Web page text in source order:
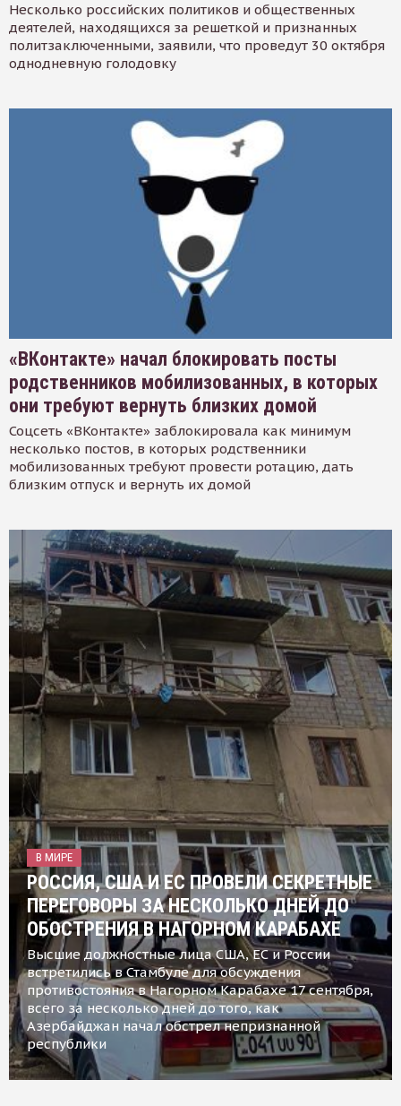
Несколько российских политиков и общественных
деятелей, находящихся за решеткой и признанных
политзаключенными, заявили, что проведут 30 октября
однодневную голодовку
«ВКонтакте» начал блокировать посты
родственников мобилизованных, в которых
они требуют вернуть близких домой
Соцсеть «ВКонтакте» заблокировала как минимум
несколько постов, в которых родственники
мобилизованных требуют провести ротацию, дать
близким отпуск и вернуть их домой
В МИРЕ
РОССИЯ, США И ЕС ПРОВЕЛИ СЕКРЕТНЫЕ
ПЕРЕГОВОРЫ ЗА НЕСКОЛЬКО ДНЕЙ ДО
ОБОСТРЕНИЯ В НАГОРНОМ КАРАБАХЕ
Высшие должностные лица США, ЕС и России
встретились в Стамбуле для обсуждения
противостояния в Нагорном Карабахе 17 сентября,
всего за несколько дней до того, как
Азербайджан начал обстрел непризнанной
республики